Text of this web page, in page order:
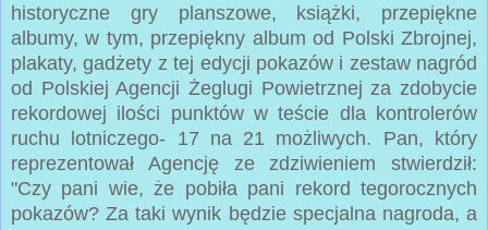
historyczne gry planszowe, książki, przepiękne
albumy, w tym, przepiękny album od Polski Zbrojnej,
plakaty, gadżety z tej edycji pokazów i zestaw nagród
od Polskiej Agencji Żeglugi Powietrznej za zdobycie
rekordowej ilości punktów w teście dla kontrolerów
ruchu lotniczego- 17 na 21 możliwych. Pan, który
reprezentował Agencję ze zdziwieniem stwierdził:
"Czy pani wie, że pobiła pani rekord tegorocznych
pokazów? Za taki wynik będzie specjalna nagroda, a